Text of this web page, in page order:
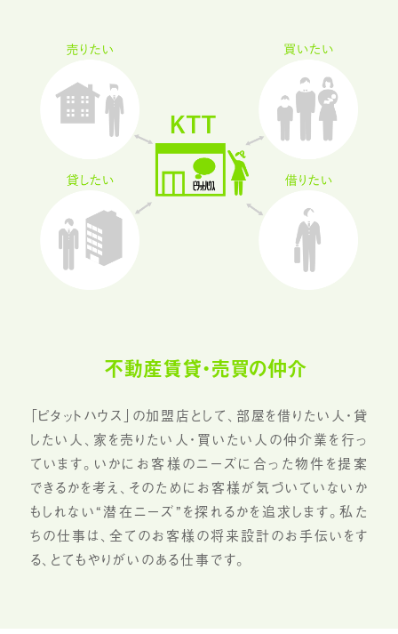
不動産賃貸・売買の仲介
「ピタットハウス」の加盟店として、部屋を借りたい人・貸
したい人、家を売りたい人・買いたい人の仲介業を行っ
ています。いかにお客様のニーズに合った物件を提案
できるかを考え、そのためにお客様が気づいていないか
もしれない“潜在ニーズ”を探れるかを追求します。私た
ちの仕事は、全てのお客様の将来設計のお手伝いをす
る、とてもやりがいのある仕事です。